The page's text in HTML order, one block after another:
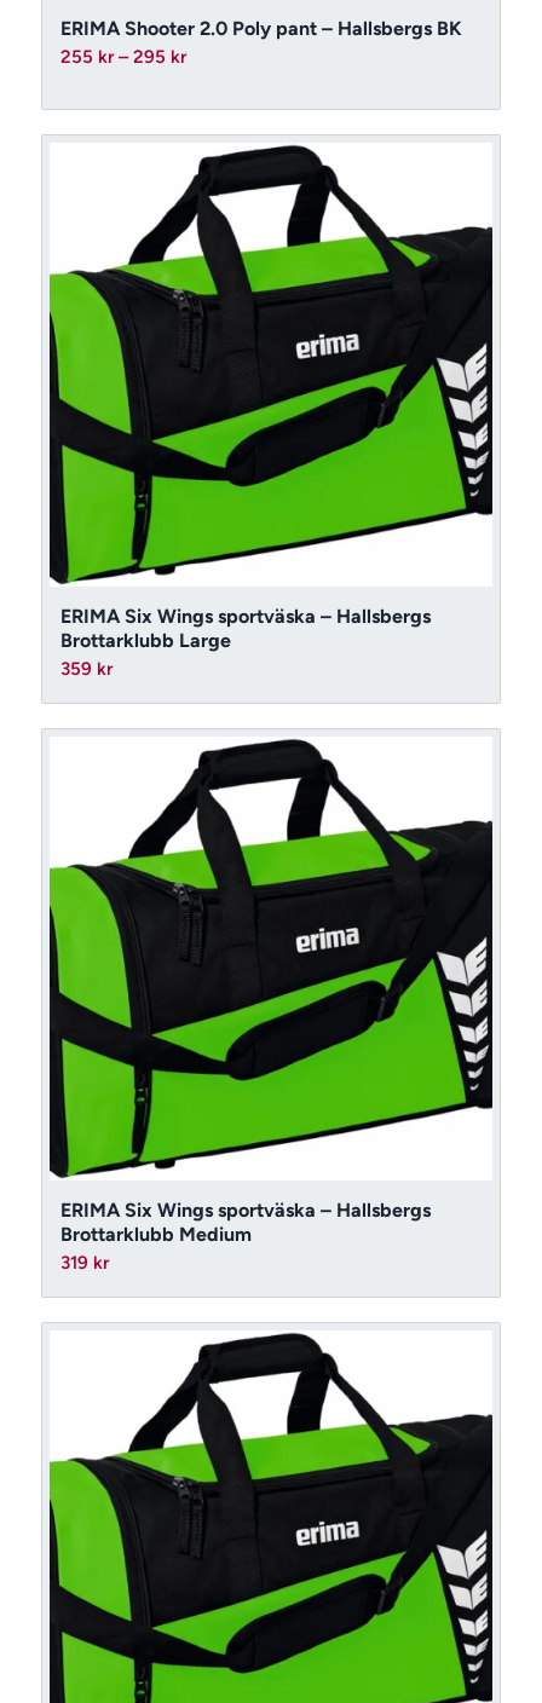
ERIMA Shooter 2.0 Poly pant – Hallsbergs BK
255 kr – 295 krPrisintervall:
till
295 kr
ERIMA Six Wings sportväska – Hallsbergs
Brottarklubb Large
359 kr
ERIMA Six Wings sportväska – Hallsbergs
Brottarklubb Medium
319 kr